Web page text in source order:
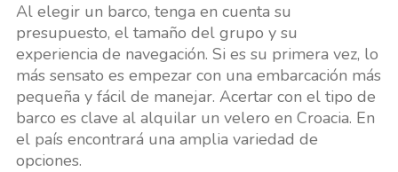
Al elegir un barco, tenga en cuenta su
presupuesto, el tamaño del grupo y su
experiencia de navegación. Si es su primera vez, lo
más sensato es empezar con una embarcación más
pequeña y fácil de manejar. Acertar con el tipo de
barco es clave al alquilar un velero en Croacia. En
el país encontrará una amplia variedad de
opciones.